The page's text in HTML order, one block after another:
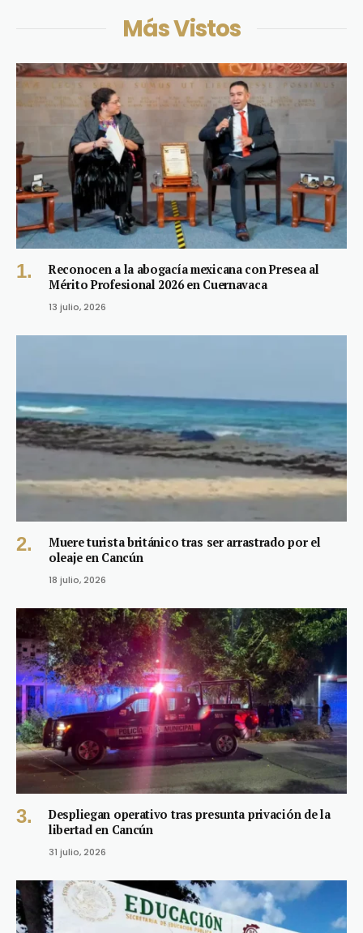
Más Vistos
Reconocen a la abogacía mexicana con Presea al
Mérito Profesional 2026 en Cuernavaca
13 julio, 2026
Muere turista británico tras ser arrastrado por el
oleaje en Cancún
18 julio, 2026
Despliegan operativo tras presunta privación de la
libertad en Cancún
31 julio, 2026